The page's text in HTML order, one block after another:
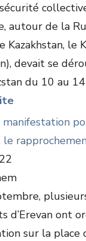
collective
autour de la
Kazakhstan, le
devait se
du 10 au
manifestation
le
d’Erevan ont
sur la place